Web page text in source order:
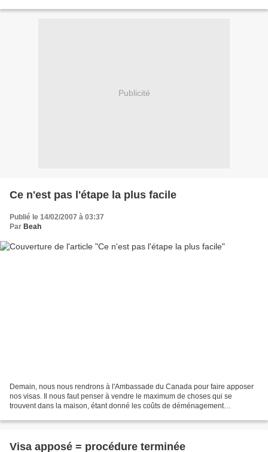
Publicité
Ce n'est pas l'étape la plus facile
Publié le 14/02/2007 à 03:37
Par Beah
Demain, nous nous rendrons à l'Ambassade du Canada pour faire apposer
nos visas. Il nous faut penser à vendre le maximum de choses qui se
trouvent dans la maison, étant donné les coûts de déménagement
Visa apposé = procédure terminée